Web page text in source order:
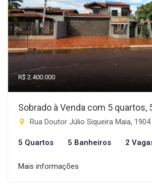
R$ 2.400.000
Sobrado à Venda com 5 quartos,
Rua Doutor Júlio Siqueira Maia, 1904 -
5 Quartos 5 Banheiros 2
Mais informações